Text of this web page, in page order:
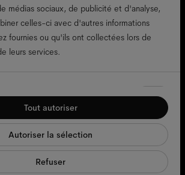
médias sociaux, de publicité et d'analyse,
celles-ci avec d'autres informations
fournies ou qu'ils ont collectées lors de
leurs services.
Tout autoriser
Autoriser la sélection
Refuser